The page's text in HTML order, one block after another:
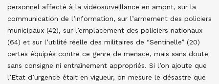
personnel affecté à la vidéosurveillance en amont, sur la
communication de l’information, sur l’armement des policiers
municipaux (42), sur l’emplacement des policiers nationaux
(64) et sur l’utilité réelle des militaires de “Sentinelle” (20)
certes équipés contre ce genre de menace, mais sans doute
sans consigne ni entraînement appropriés. Si l’on ajoute que
l’Etat d’urgence était en vigueur, on mesure le désastre que